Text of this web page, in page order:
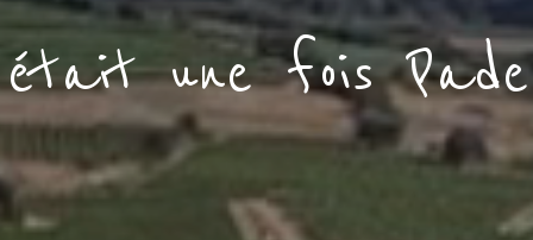
une fois